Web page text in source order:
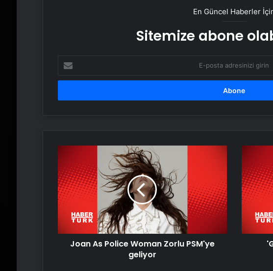
En Güncel Haberler
Sitemize abone
posta
adresinizi
Police
Woman
Zorlu
PSM'ye
geliyor
Joan As Police Woman Zorlu PSM'ye
geliyor
filmleri
İstanbul